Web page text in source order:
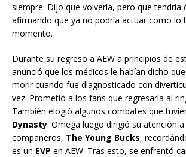
siempre. Dijo que volvería, pero que tendría
afirmando que ya no podría actuar como lo
momento.
Durante su regreso a AEW a principios de
anunció que los médicos le habían dicho
morir cuando fue diagnosticado con
vez. Prometió a los fans que regresaría al
También elogió algunos combates que
Dynasty. Omega luego dirigió su atención
compañeros, The Young Bucks,
es un EVP en AEW. Tras esto, se enfrentó